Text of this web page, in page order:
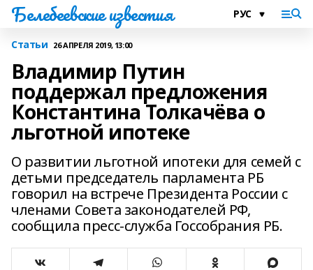
Белебеевские известия
Статьи 26 АПРЕЛЯ 2019, 13:00
Владимир Путин
поддержал предложения
Константина Толкачёва о
льготной ипотеке
О развитии льготной ипотеки для семей с
детьми председатель парламента РБ
говорил на встрече Президента России с
членами Совета законодателей РФ,
сообщила пресс-служба Госсобрания РБ.